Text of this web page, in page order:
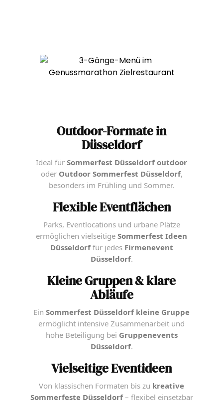
Outdoor-Formate in
Düsseldorf
Ideal für Sommerfest Düsseldorf outdoor
oder Outdoor Sommerfest Düsseldorf,
besonders im Frühling und Sommer.
Flexible Eventflächen
Parks, Eventlocations und urbane Plätze
ermöglichen vielseitige Sommerfest Ideen
Düsseldorffür jedes Firmenevent
Düsseldorf.
Kleine Gruppen & klare
Abläufe
Ein Sommerfest Düsseldorf kleine Gruppe
ermöglicht intensive Zusammenarbeit und
hohe Beteiligung bei Gruppenevents
Düsseldorf.
Vielseitige Eventideen
Von klassischen Formaten bis zu kreative
Sommerfeste Düsseldorf– flexibel einsetzbar